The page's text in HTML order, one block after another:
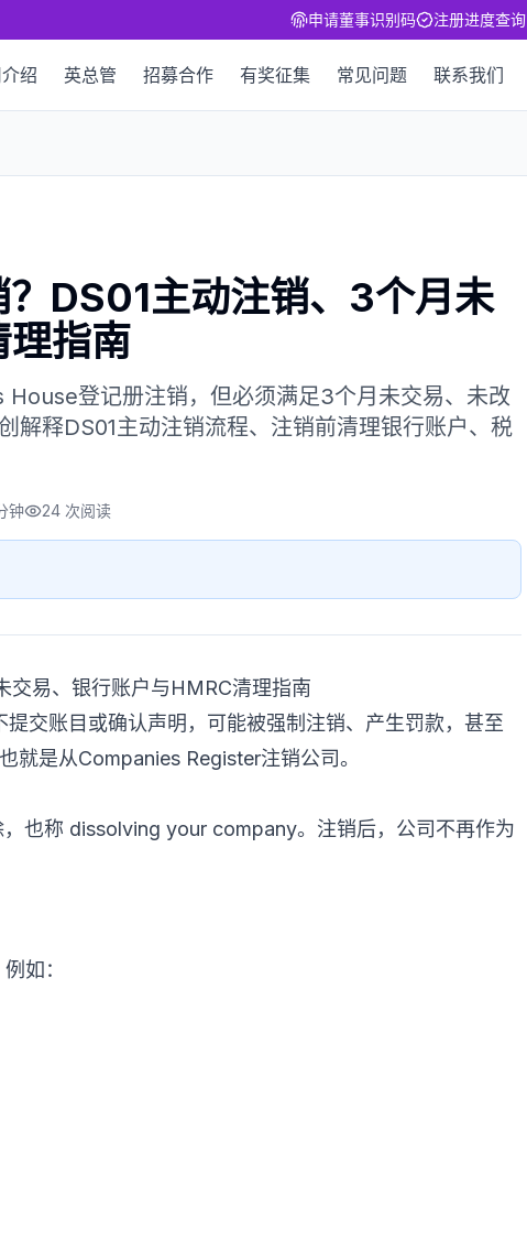
申请董事识别码 注册进度查询
绍 英总管 招募合作 有奖征集 常见问题 联系我们
DS01主动注销、3个月未
理指南
登记册注销，但必须满足3个月未交易、未改
解释DS01主动注销流程、注销前清理银行账户、税
钟 24 次阅读
交易、银行账户与HMRC清理指南
交账目或确认声明，可能被强制注销、产生罚款，甚至
是从Companies Register注销公司。
也称 dissolving your company。注销后，公司不再作为
如：